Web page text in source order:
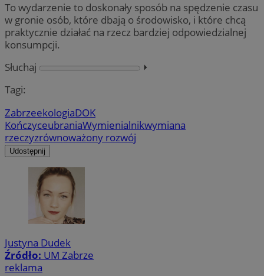
To wydarzenie to doskonały sposób na spędzenie czasu
w gronie osób, które dbają o środowisko, i które chcą
praktycznie działać na rzecz bardziej odpowiedzialnej
konsumpcji.
Słuchaj
⏵︎
Tagi:
ZabrzeekologiaDOK
KończyceubraniaWymienialnikwymiana
rzeczyzrównoważony rozwój
Udostępnij
Justyna Dudek
Źródło: UM Zabrze
reklama